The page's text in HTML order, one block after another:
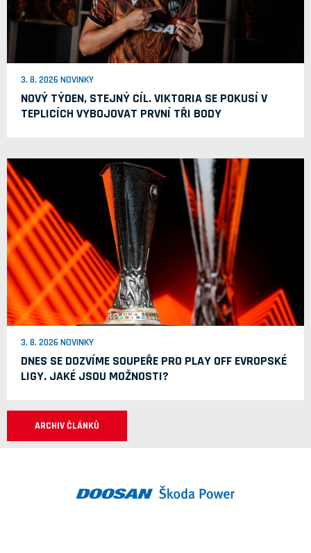
3. 8. 2026 NOVINKY
NOVÝ TÝDEN, STEJNÝ CÍL. VIKTORIA SE POKUSÍ V
TEPLICÍCH VYBOJOVAT PRVNÍ TŘI BODY
3. 8. 2026 NOVINKY
DNES SE DOZVÍME SOUPEŘE PRO PLAY OFF EVROPSKÉ
LIGY. JAKÉ JSOU MOŽNOSTI?
ARCHIV ČLÁNKŮ